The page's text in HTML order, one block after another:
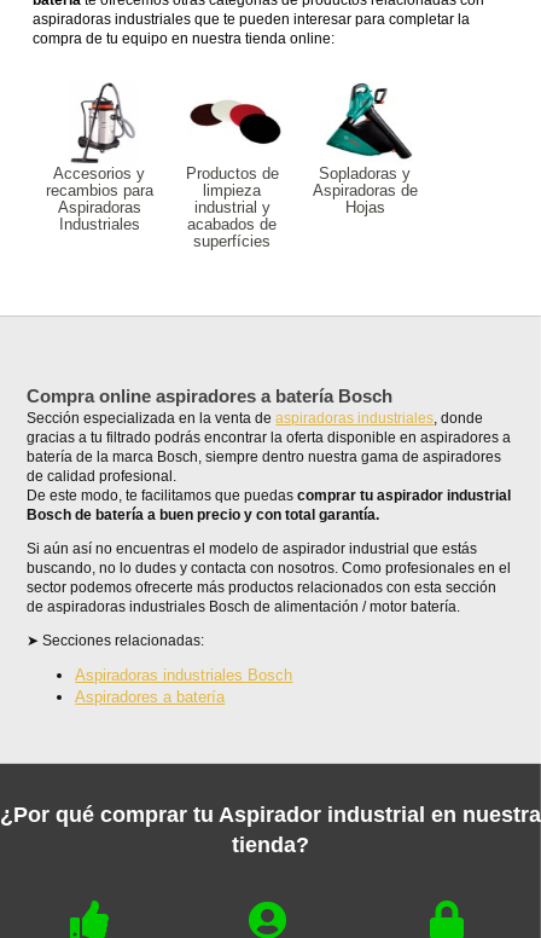
aspiradoras industriales que te pueden interesar para completar la
compra de tu equipo en nuestra tienda online:
Accesorios y
recambios para
Aspiradoras
Industriales
Productos de
limpieza
industrial y
acabados de
superfícies
Sopladoras y
Aspiradoras de
Hojas
Compra online aspiradores a batería Bosch
Sección especializada en la venta deaspiradoras industriales, donde
gracias a tu filtrado podrás encontrar la oferta disponible en aspiradores a
batería de la marca Bosch, siempre dentro nuestra gama de aspiradores
de calidad profesional.
De este modo, te facilitamos que puedascomprar tu aspirador industrial
Bosch de batería a buen precio y con total garantía.
Si aún así no encuentras el modelo de aspirador industrial que estás
buscando, no lo dudes y contacta con nosotros. Como profesionales en el
sector podemos ofrecerte más productos relacionados con esta sección
de aspiradoras industriales Bosch de alimentación / motor batería.
Secciones relacionadas:
Aspiradoras industriales Bosch
Aspiradores a batería
¿Por qué comprar tu Aspirador industrial en nuestra
tienda?